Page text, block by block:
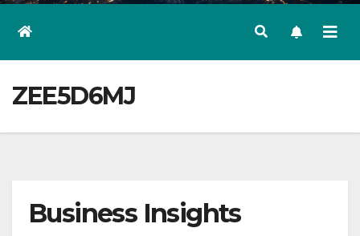
ZEE5D6MJ
Business Insights